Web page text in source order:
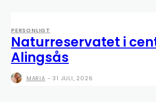
PERSONLIGT
Naturreservatet i
Alingsås
MARIA - 31 JULI, 2026